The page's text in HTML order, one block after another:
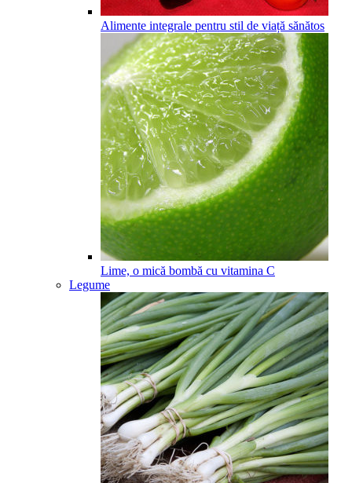
Alimente integrale pentru stil de viață sănătos
Lime, o mică bombă cu vitamina C
Legume